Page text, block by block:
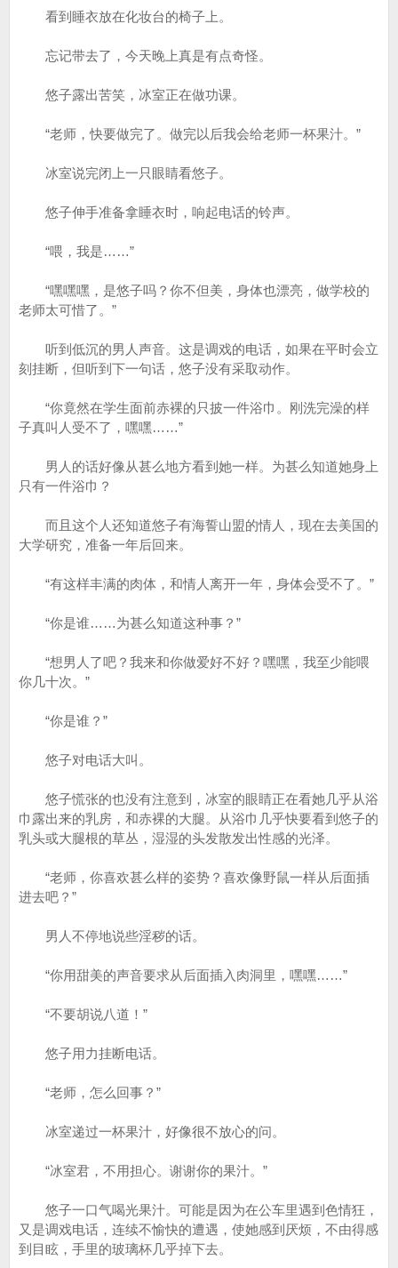
看到睡衣放在化妆台的椅子上。
忘记带去了，今天晚上真是有点奇怪。
悠子露出苦笑，冰室正在做功课。
“老师，快要做完了。做完以后我会给老师一杯果汁。”
冰室说完闭上一只眼睛看悠子。
悠子伸手准备拿睡衣时，响起电话的铃声。
“喂，我是……”
“嘿嘿嘿，是悠子吗？你不但美，身体也漂亮，做学校的
老师太可惜了。”
听到低沉的男人声音。这是调戏的电话，如果在平时会立
刻挂断，但听到下一句话，悠子没有采取动作。
“你竟然在学生面前赤裸的只披一件浴巾。刚洗完澡的样
子真叫人受不了，嘿嘿……”
男人的话好像从甚么地方看到她一样。为甚么知道她身上
只有一件浴巾？
而且这个人还知道悠子有海誓山盟的情人，现在去美国的
大学研究，准备一年后回来。
“有这样丰满的肉体，和情人离开一年，身体会受不了。”
“你是谁……为甚么知道这种事？”
“想男人了吧？我来和你做爱好不好？嘿嘿，我至少能喂
你几十次。”
“你是谁？”
悠子对电话大叫。
悠子慌张的也没有注意到，冰室的眼睛正在看她几乎从浴
巾露出来的乳房，和赤裸的大腿。从浴巾几乎快要看到悠子的
乳头或大腿根的草丛，湿湿的头发散发出性感的光泽。
“老师，你喜欢甚么样的姿势？喜欢像野鼠一样从后面插
进去吧？”
男人不停地说些淫秽的话。
“你用甜美的声音要求从后面插入肉洞里，嘿嘿……”
“不要胡说八道！”
悠子用力挂断电话。
“老师，怎么回事？”
冰室递过一杯果汁，好像很不放心的问。
“冰室君，不用担心。谢谢你的果汁。”
悠子一口气喝光果汁。可能是因为在公车里遇到色情狂，
又是调戏电话，连续不愉快的遭遇，使她感到厌烦，不由得感
到目眩，手里的玻璃杯几乎掉下去。